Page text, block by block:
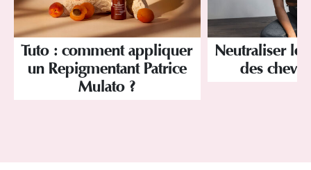
Tuto : comment appliquer
un Repigmentant Patrice
Mulato ?
Neutraliser
des